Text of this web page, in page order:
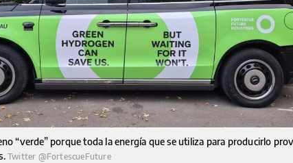
“verde” porque toda la energía que se utiliza para producirlo
Twitter @FortescueFuture